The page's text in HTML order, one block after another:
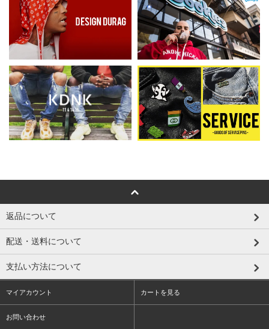
返品について
配送・送料について
支払い方法について
マイアカウント カートを見る
お問い合わせ